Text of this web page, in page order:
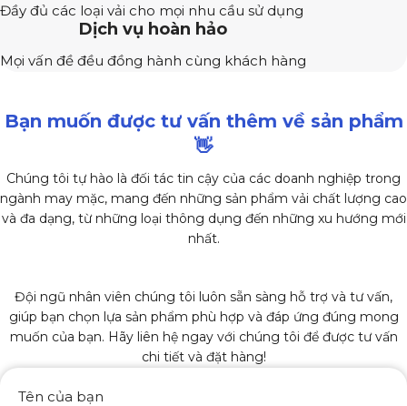
Đầy đủ các loại vải cho mọi nhu cầu sử dụng
Dịch vụ hoàn hảo
Mọi vấn đề đều đồng hành cùng khách hàng
Bạn muốn được tư vấn thêm về sản phẩm
👋
Chúng tôi tự hào là đối tác tin cậy của các doanh nghiệp trong
ngành may mặc, mang đến những sản phẩm vải chất lượng cao
và đa dạng, từ những loại thông dụng đến những xu hướng mới
nhất.
Đội ngũ nhân viên chúng tôi luôn sẵn sàng hỗ trợ và tư vấn,
giúp bạn chọn lựa sản phẩm phù hợp và đáp ứng đúng mong
muốn của bạn. Hãy liên hệ ngay với chúng tôi để được tư vấn
chi tiết và đặt hàng!
Tên của bạn